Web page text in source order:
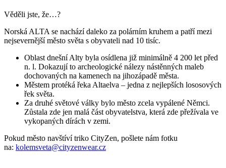
Věděli jste, že…?
Norská ALTA se nachází daleko za polárním kruhem a patří mezi
nejsevernější město světa s obyvateli nad 10 tisíc.
Oblast dnešní Alty byla osídlena již minimálně 4 200 let před
n. l. Dokazují to archeologické nálezy nástěnných maleb
dochovaných na kamenech na jihozápadě města.
Městem protéká řeka Altaelva – jedna z nejlepších lososových
řek světa.
Za druhé světové války bylo město zcela vypálené Němci.
Zůstala zde jen malá část obyvatelstva, která zde přežívala ve
vykopaných dírách v zemi.
Pokud město navštíví triko CityZen, pošlete nám fotku
na: kolemsveta@cityzenwear.cz